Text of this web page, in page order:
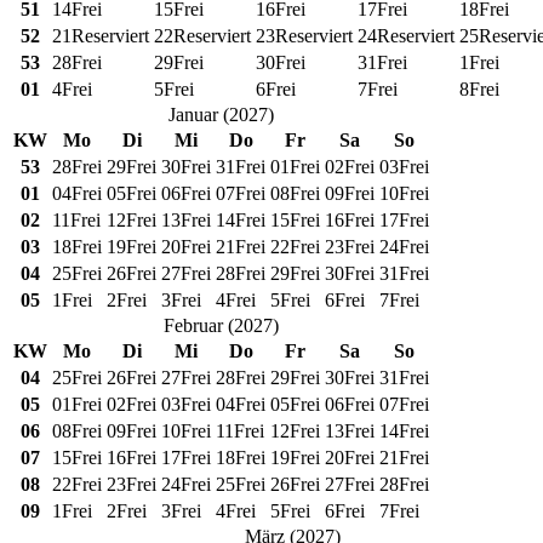
51
14Frei 15Frei 16Frei 17Frei 18Frei
52
21Reserviert 22Reserviert 23Reserviert 24Reserviert 25
53
28Frei 29Frei 30Frei 31Frei 1Frei
01
4Frei 5Frei 6Frei 7Frei 8Frei
Januar(2027)
KW
Mo Di Mi Do Fr Sa
So
53
28Frei 29Frei 30Frei 31Frei 01Frei 02Frei 03Frei
01
04Frei 05Frei 06Frei 07Frei 08Frei 09Frei 10Frei
02
11Frei 12Frei 13Frei 14Frei 15Frei 16Frei 17Frei
03
18Frei 19Frei 20Frei 21Frei 22Frei 23Frei 24Frei
04
25Frei 26Frei 27Frei 28Frei 29Frei 30Frei 31Frei
05
1Frei 2Frei 3Frei 4Frei 5Frei 6Frei 7Frei
Februar(2027)
KW
Mo Di Mi Do Fr Sa
So
04
25Frei 26Frei 27Frei 28Frei 29Frei 30Frei 31Frei
05 01Frei 02Frei 03Frei 04Frei 05Frei 06Frei 07Frei
06 08Frei 09Frei 10Frei 11Frei 12Frei 13Frei 14Frei
07
15Frei 16Frei 17Frei 18Frei 19Frei 20Frei 21Frei
08
22Frei 23Frei 24Frei 25Frei 26Frei 27Frei 28Frei
09
1Frei 2Frei 3Frei 4Frei 5Frei 6Frei 7Frei
März(2027)